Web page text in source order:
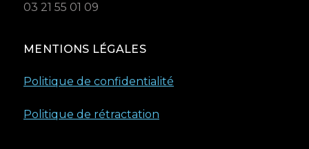
03 21 55 01 09
MENTIONS LÉGALES
Politique de confidentialité
Politique de rétractation